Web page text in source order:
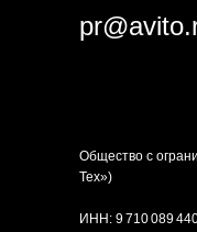
Общество с
Тех»)
ИНН: 9 710 089